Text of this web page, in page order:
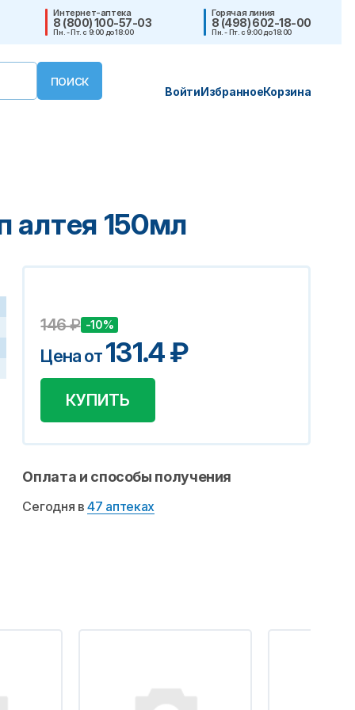
Интернет-аптека
8 (800) 100-57-03
Пн. - Пт. с 9:00 до 18:00
Горячая линия
8 (498) 602-18-00
Пн. - Пт. с 9:00 до 18:00
ВойтиИзбранноеКорзина
алтея 150мл
146₽ -10%
Цена от131.4₽
КУПИТЬ
Оплата и способы получения
Сегодня в47 аптеках